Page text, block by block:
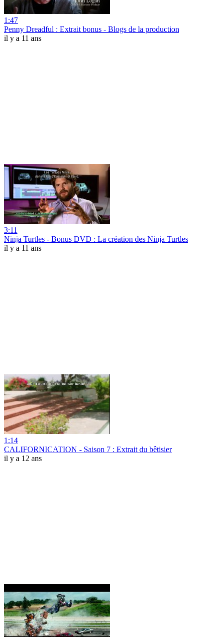
1:47
Penny Dreadful : Extrait bonus - Blogs de la production
il y a 11 ans
3:11
Ninja Turtles - Bonus DVD : La création des Ninja Turtles
il y a 11 ans
1:14
CALIFORNICATION - Saison 7 : Extrait du bêtisier
il y a 12 ans